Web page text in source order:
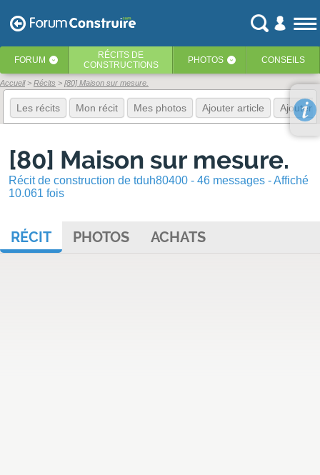
FORUM ‹ RÉCITS DE
CONSTRUCTIONS
PHOTOS ‹ CONSEILS
Accueil Récits [80] Maison sur mesure.
Les récits Mon récit Mes photos Ajouter article Ajouter
[80] Maison sur mesure.
Récit de construction de tduh80400 - 46 messages - Affiché
10.061 fois
RÉCIT PHOTOS ACHATS